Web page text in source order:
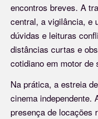
encontros breves. A
central, a vigilância, e
dúvidas e leituras
distâncias curtas e
cotidiano em motor de
Na prática, a estreia
cinema independente.
presença de locações